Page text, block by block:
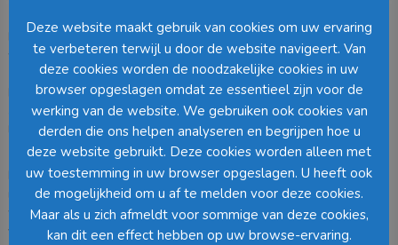
Breng warme sfeer én natuurlijke elegantie in huis met dit stijlvolle
windlicht vanMica Decorations, afkomstig uit de populaireIn The
Mood Collection. Dit decoratieve kunstwerk is vervaardigd uit
hoogwaardigrotan, waardoor het windlicht een tijdloze,
ambachtelijke uitstraling heeft die aansluit bij zowel moderne als
landelijke interieurstijlen.
Met een perfecte balans tussen functionaliteit en design biedt dit
rotan windlicht een sfeervolle lichtbron voor elke ruimte – van
woonkamer tot terras. Plaats er een kaars of LED-licht in en geniet
van het zachte, warme licht dat door het uitgekiende rotanmotief
Deze website maakt gebruik van cookies om uw ervaring
te verbeteren terwijl u door de website navigeert. Van
deze cookies worden de noodzakelijke cookies in uw
browser opgeslagen omdat ze essentieel zijn voor de
werking van de website. We gebruiken ook cookies van
derden die ons helpen analyseren en begrijpen hoe u
deze website gebruikt. Deze cookies worden alleen met
uw toestemming in uw browser opgeslagen. U heeft ook
de mogelijkheid om u af te melden voor deze cookies.
Maar als u zich afmeldt voor sommige van deze cookies,
kan dit een effect hebben op uw browse-ervaring.